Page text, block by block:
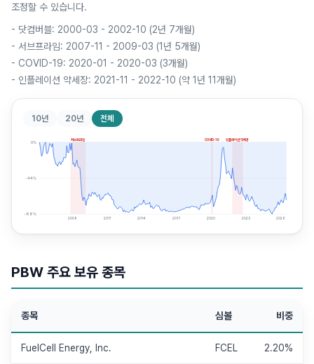
조정할 수 있습니다.
- 닷컴버블: 2000-03 - 2002-10 (2년 7개월)
- 서브프라임: 2007-11 - 2009-03 (1년 5개월)
- COVID-19: 2020-01 - 2020-03 (3개월)
- 인플레이션 약세장: 2021-11 - 2022-10 (약 1년 11개월)
10년 20년 전체
서브프라임 COVID-19 인플레이션 약세장
0%
-44%
-88%
2008 2011 2014 2017 2020 2023 2026
PBW 주요 보유 종목
종목 심볼 비중
FuelCell Energy, Inc. FCEL 2.20%